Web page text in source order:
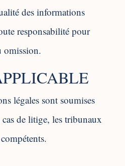
des informations
responsabilité pour
omission.
légales sont soumises
de litige, les tribunaux